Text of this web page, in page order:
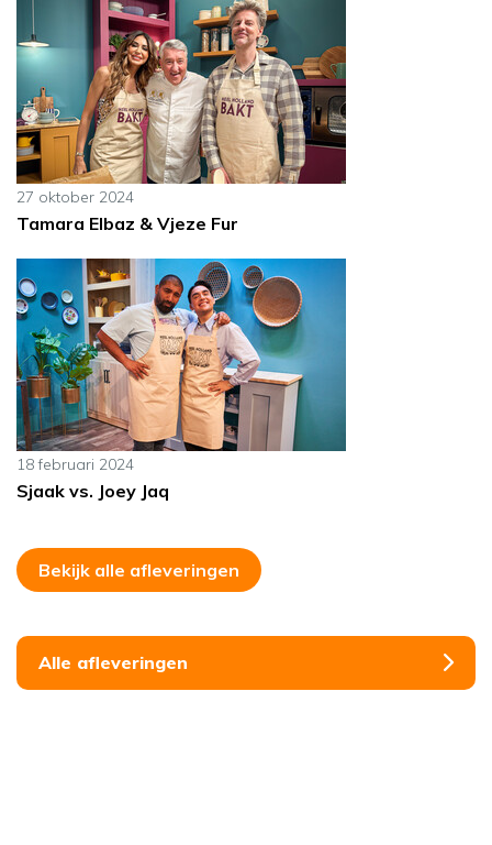
27 oktober 2024
Tamara Elbaz & Vjeze Fur
18 februari 2024
Sjaak vs. Joey Jaq
Bekijk alle afleveringen
Alle afleveringen